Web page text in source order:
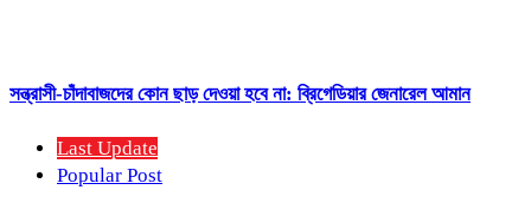
সন্ত্রাসী-চাঁদাবাজদের কোন ছাড় দেওয়া হবে না: ব্রিগেডিয়ার জেনারেল আমান
Last Update
Popular Post